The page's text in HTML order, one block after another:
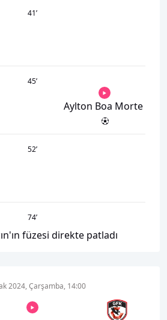
41’
45’
Aylton Boa Morte
52’
74’
füzesi direkte patladı
2024, Çarşamba, 14:00